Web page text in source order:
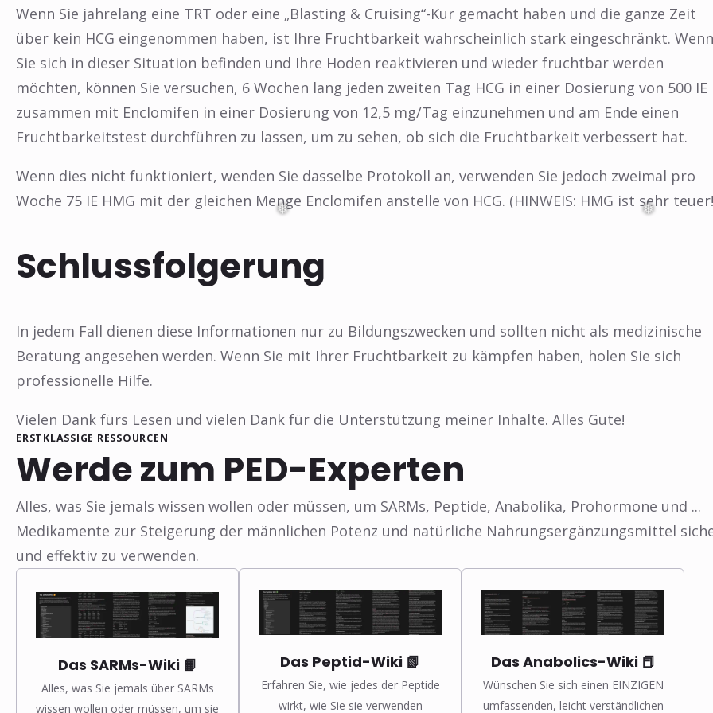
Wenn Sie jahrelang eine TRT oder eine „Blasting & Cruising“-Kur gemacht haben und die ganze Zeit
über kein HCG eingenommen haben, ist Ihre Fruchtbarkeit wahrscheinlich stark eingeschränkt. Wenn
Sie sich in dieser Situation befinden und Ihre Hoden reaktivieren und wieder fruchtbar werden
möchten, können Sie versuchen, 6 Wochen lang jeden zweiten Tag HCG in einer Dosierung von 500 IE
zusammen mit Enclomifen in einer Dosierung von 12,5 mg/Tag einzunehmen und am Ende einen
Fruchtbarkeitstest durchführen zu lassen, um zu sehen, ob sich die Fruchtbarkeit verbessert hat.
Wenn dies nicht funktioniert, wenden Sie dasselbe Protokoll an, verwenden Sie jedoch zweimal pro
Woche 75 IE HMG mit der gleichen Menge Enclomifen anstelle von HCG. (HINWEIS: HMG ist sehr
Schlussfolgerung
In jedem Fall dienen diese Informationen nur zu Bildungszwecken und sollten nicht als medizinische
Beratung angesehen werden. Wenn Sie mit Ihrer Fruchtbarkeit zu kämpfen haben, holen Sie sich
professionelle Hilfe.
Vielen Dank fürs Lesen und vielen Dank für die Unterstützung meiner Inhalte. Alles Gute!
ERSTKLASSIGE RESSOURCEN
Werde zum PED-Experten
Alles, was Sie jemals wissen wollen oder müssen, um SARMs, Peptide, Anabolika, Prohormone und ...
Medikamente zur Steigerung der männlichen Potenz und natürliche Nahrungsergänzungsmittel
und effektiv zu verwenden.
Das SARMs-Wiki 📙
Alles, was Sie jemals über SARMs
wissen wollen oder müssen, um sie
Das Peptid-Wiki 📗
Erfahren Sie, wie jedes der Peptide
wirkt, wie Sie sie verwenden
Das Anabolics-Wiki 📕
Wünschen Sie sich einen EINZIGEN
umfassenden, leicht verständlichen
❅